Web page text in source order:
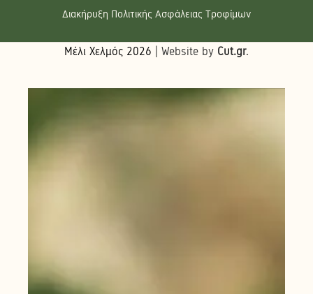
Διακήρυξη Πολιτικής Ασφάλειας Τροφίμων
Μέλι Χελμός 2026 | Website by Cut.gr.